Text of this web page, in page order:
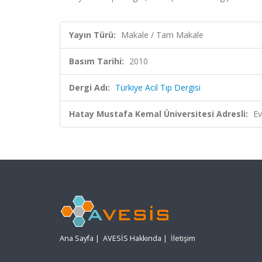
Yayın Türü: Makale / Tam Makale
Basım Tarihi: 2010
Dergi Adı: Türkiye Acil Tıp Dergisi
Hatay Mustafa Kemal Üniversitesi Adresli:
Ana Sayfa | AVESİS Hakkında | İletişim